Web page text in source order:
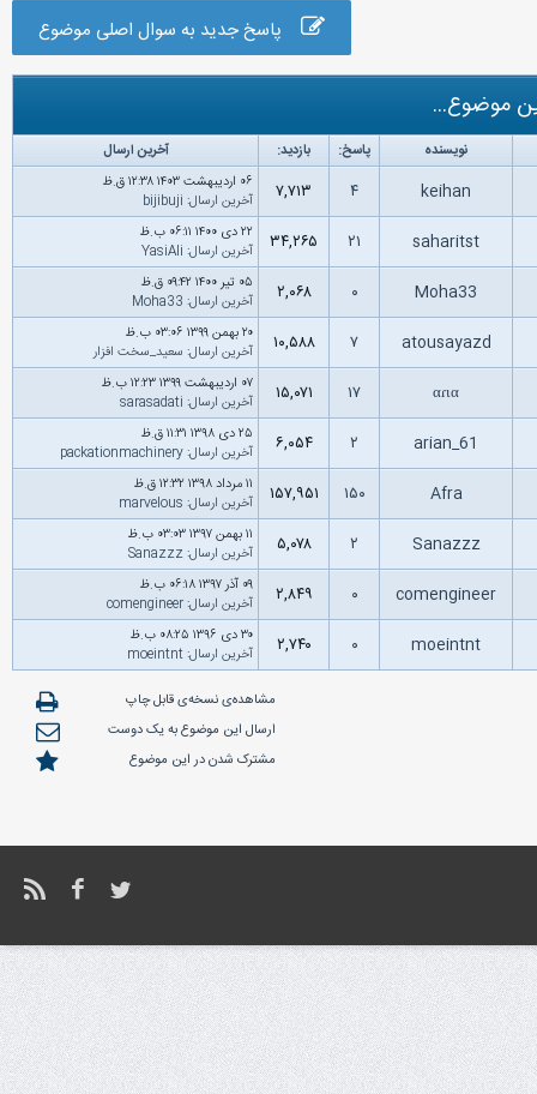
پاسخ جدید به سوال اصلی موضوع
موضوع...
نویسنده پاسخ: بازدید: آخرین ارسال
keihan ۴ ۷,۷۱۳
۰۶ اردیبهشت ۱۴۰۳ ۱۲:۳۸ ق.ظ
آخرین ارسال:
bijibuji
saharitst ۲۱ ۳۴,۲۶۵
۲۲ دى ۱۴۰۰ ۰۶:۱۱ ب.ظ
آخرین ارسال:
YasiAli
Moha33 ۰ ۲,۰۶۸
۰۵ تیر ۱۴۰۰ ۰۹:۴۲ ق.ظ
آخرین ارسال:
Moha33
atousayazd ۷ ۱۰,۵۸۸
۲۰ بهمن ۱۳۹۹ ۰۳:۰۶ ب.ظ
آخرین ارسال:سعید_سخت افزار
αɾια ۱۷ ۱۵,۰۷۱
۰۷ اردیبهشت ۱۳۹۹ ۱۲:۲۳ ب.ظ
آخرین ارسال:
sarasadati
arian_61 ۲ ۶,۰۵۴
۲۵ دى ۱۳۹۸ ۱۱:۳۱ ق.ظ
آخرین ارسال:
packationmachinery
Afra ۱۵۰ ۱۵۷,۹۵۱
۱۱ مرداد ۱۳۹۸ ۱۲:۳۲ ق.ظ
آخرین ارسال:
marvelous
Sanazzz ۲ ۵,۰۷۸
۱۱ بهمن ۱۳۹۷ ۰۳:۰۳ ب.ظ
آخرین ارسال:
Sanazzz
comengineer ۰ ۲,۸۴۹
۰۹ آذر ۱۳۹۷ ۰۶:۱۸ ب.ظ
آخرین ارسال:
comengineer
moeintnt ۰ ۲,۷۴۰
۳۰ دى ۱۳۹۶ ۰۸:۲۵ ب.ظ
آخرین ارسال:
moeintnt
مشاهده‌ی نسخه‌ی قابل چاپ
ارسال این موضوع به یک دوست
مشترک شدن در این موضوع